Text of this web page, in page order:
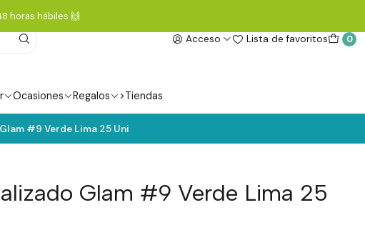
Acceso Lista de favoritos 0
Ocasiones Regalos >Tiendas
horas hábiles 🙌
#9 Verde Lima 25 Uni
Glam #9 Verde Lima 25